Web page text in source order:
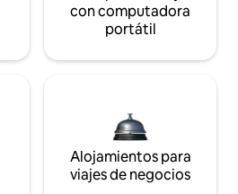
con computadora
portátil
Alojamientos para
viajes de negocios